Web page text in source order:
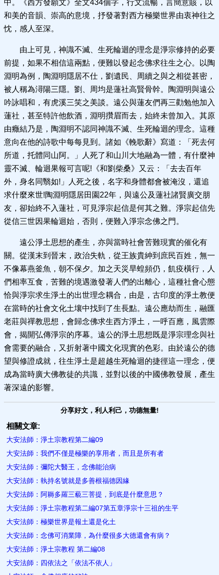
中。《西方發願文》全文434個字，行文流暢，言簡意賅，以
和美的音韻、崇高的意境，抒發著對西方極樂世界由衷神往之
忱，感人至深。
由上可見，神識不滅、生死輪迴的理念是淨宗修持的必要
前提，如果不相信這兩點，便難以發起念佛求往生之心。以陶
淵明為例，陶淵明隱居不仕，劉遺民、周續之與之相從甚密，
被人稱為潯陽三隱。劉、周均是蓮社高賢骨幹。陶淵明與遠公
吟詠唱和，有虎溪三笑之美談。遠公與蓮友們再三勸勉他加入
蓮社，甚至特許他飲酒，淵明攢眉而去，始終未曾加入。其原
由癥結乃是，陶淵明不認同神識不滅、生死輪迴的理念。這種
意向在他的詩歌中每每見到。諸如《輓歌辭》寫道：「死去何
所道，托體同山阿。」人死了和山川大地融為一體，有什麼神
靈不滅、輪迴果報可言呢!《和劉柴桑》又云：「去去百年
外，身名同翳如!」人死之後，名字和身體都會被淹沒，還追
求什麼來世!陶淵明隱居田園22年，與遠公及蓮社諸賢廣交朋
友，卻始終不入蓮社，可見淨宗起信是何其之難。淨宗起信先
從信三世因果輪迴始，否則，便難入淨宗念佛之門。
遠公淨土思想的產生，亦與當時社會苦難現實的催化有
關。從漢末到晉末，政治失軌，從王族貴紳到庶民百姓，無一
不像幕燕釜魚，朝不保夕。加之天災旱蝗頻仍，飢疫橫行，人
們相率互食，苦難的境遇激發著人們的出離心，這種社會心態
恰與淨宗求生淨土的出世理念耦合，由是，古印度的淨土教便
在當時的社會文化土壤中找到了生長點。遠公應劫而生，融匯
老莊與禪教思想，會歸念佛求生西方淨土，一呼百應，風雲際
會，揭開弘傳淨宗的序幕。遠公的淨土思想既是淨宗理念與社
會需要的融合，又折射著中國文化現實的色彩。由於遠公的德
望與修證成就，往生淨土是超越生死輪迴的捷徑這一理念，便
成為當時廣大佛教徒的共識，並對以後的中國佛教發展，產生
著深遠的影響。
分享好文，利人利己，功德無量!
相關文章:
大安法師：淨土宗教程第二編09
大安法師：我們不僅是極樂的享用者，而且是所有者
大安法師：彌陀大醫王，念佛能治病
大安法師：執持名號就是多善根福德因緣
大安法師：阿耨多羅三藐三菩提，到底是什麼意思？
大安法師：淨土宗教程第二編07第五章淨宗十三祖的生平
大安法師：極樂世界是報土還是化土
大安法師：念佛可消業障，為什麼很多大德還會有病？
大安法師：淨土宗教程 第二編08
大安法師：四依法之「依法不依人」